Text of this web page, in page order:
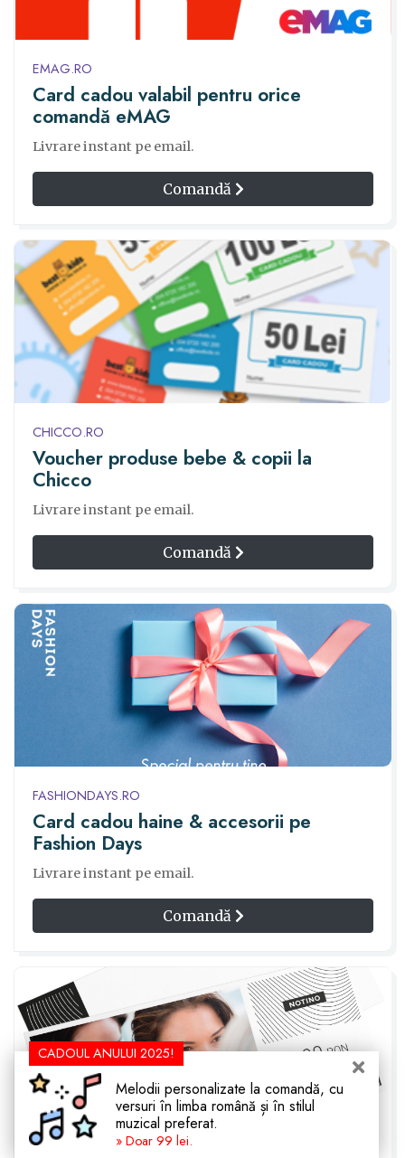
EMAG.RO
Card cadou valabil pentru orice
comandă eMAG
Livrare instant pe email.
Comandă
CHICCO.RO
Voucher produse bebe & copii la
Chicco
Livrare instant pe email.
Comandă
FASHIONDAYS.RO
Card cadou haine & accesorii pe
Fashion Days
Livrare instant pe email.
Comandă
CADOUL ANULUI 2025!
Melodii personalizate la comandă, cu
versuri în limba română și în stilul
muzical preferat.
» Doar 99 lei.